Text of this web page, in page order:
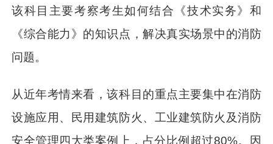
该科目主要考察考生如何结合《技术实务》和
《综合能力》的知识点，解决真实场景中的消防
问题。
从近年考情来看，该科目的重点主要集中在消防
设施应用、民用建筑防火、工业建筑防火及消防
安全管理四大类案例上，占分比例超过80%。因